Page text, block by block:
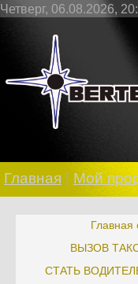
Четверг, 06.08.2026,
Главная Мой
Главная
ВЫЗОВ
СТАТЬ